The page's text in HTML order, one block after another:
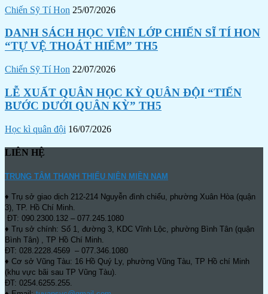
Chiến Sỹ Tí Hon 25/07/2026
DANH SÁCH HỌC VIÊN LỚP CHIẾN SĨ TÍ HON
“TỰ VỆ THOÁT HIỂM” TH5
Chiến Sỹ Tí Hon 22/07/2026
LỄ XUẤT QUÂN HỌC KỲ QUÂN ĐỘI “TIẾN
BƯỚC DƯỚI QUÂN KỲ” TH5
Học kì quân đội 16/07/2026
LIÊN HỆ
TRUNG TÂM THANH THIẾU NIÊN MIỀN NAM
♦ Trụ sở giao dịch 212-214 Nguyễn đình chiểu, phường Xuân Hòa (quận
3), TP. Hồ Chí Minh.
ĐT: 090.2300.132 – 077.245.1080
♦ Trụ sở chính: Số 1, đường 3, KDC Vĩnh Lộc, phường Bình Tân (quận
Bình Tân) , TP Hồ Chí Minh.
ĐT: 028.2228.4569 – 077.346.1080
♦ Cơ sở Vũng Tàu: 16 Hồ Quý Ly, phường Vũng Tàu, TP Hồ chí Minh
(khu vực bãi sau TP Vũng Tàu).
ĐT: 0254.6255.255.